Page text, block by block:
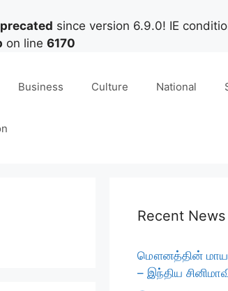
since version 6.9.0! IE
on line 6170
Business Culture National
Recent News
மௌனத்தின்
– இந்திய